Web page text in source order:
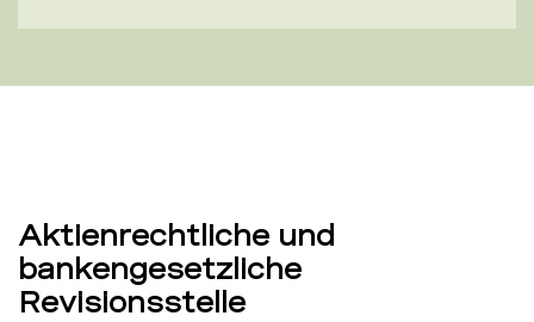
Aktienrechtliche und
bankengesetzliche
Revisionsstelle